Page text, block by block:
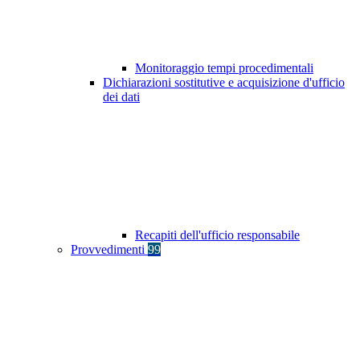
Monitoraggio tempi procedimentali
Dichiarazioni sostitutive e acquisizione d'ufficio
dei dati
Recapiti dell'ufficio responsabile
Provvedimenti 99